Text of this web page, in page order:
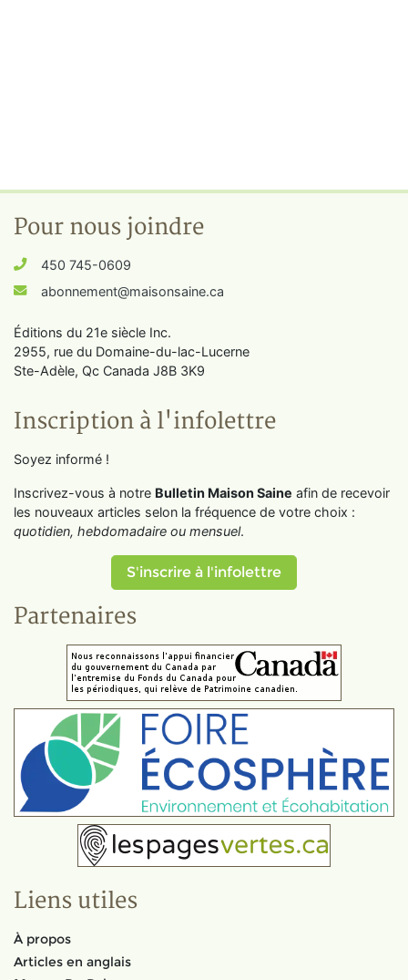
Pour nous joindre
450 745-0609
abonnement@maisonsaine.ca
Éditions du 21e siècle Inc.
2955, rue du Domaine-du-lac-Lucerne
Ste-Adèle, Qc Canada J8B 3K9
Inscription à l'infolettre
Soyez informé !
Inscrivez-vous à notre Bulletin Maison Saine afin de recevoir
les nouveaux articles selon la fréquence de votre choix :
quotidien, hebdomadaire ou mensuel.
S'inscrire à l'infolettre
Partenaires
Liens utiles
À propos
Articles en anglais